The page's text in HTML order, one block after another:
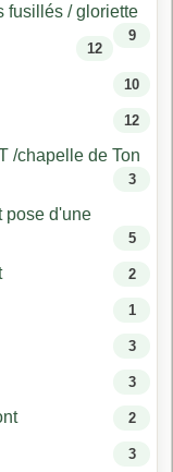
fusillés / gloriette
9
12
10
12
/chapelle de Ton
3
pose d'une
5
2
1
3
3
2
3